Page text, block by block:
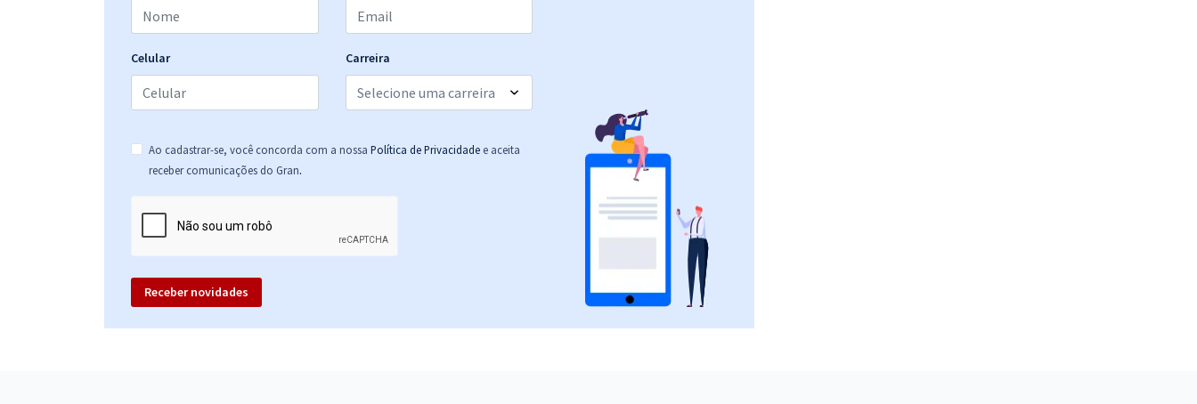
Celular Carreira
Ao cadastrar-se, você concorda com a nossa Política de Privacidade e aceita
receber comunicações do Gran.
Receber novidades